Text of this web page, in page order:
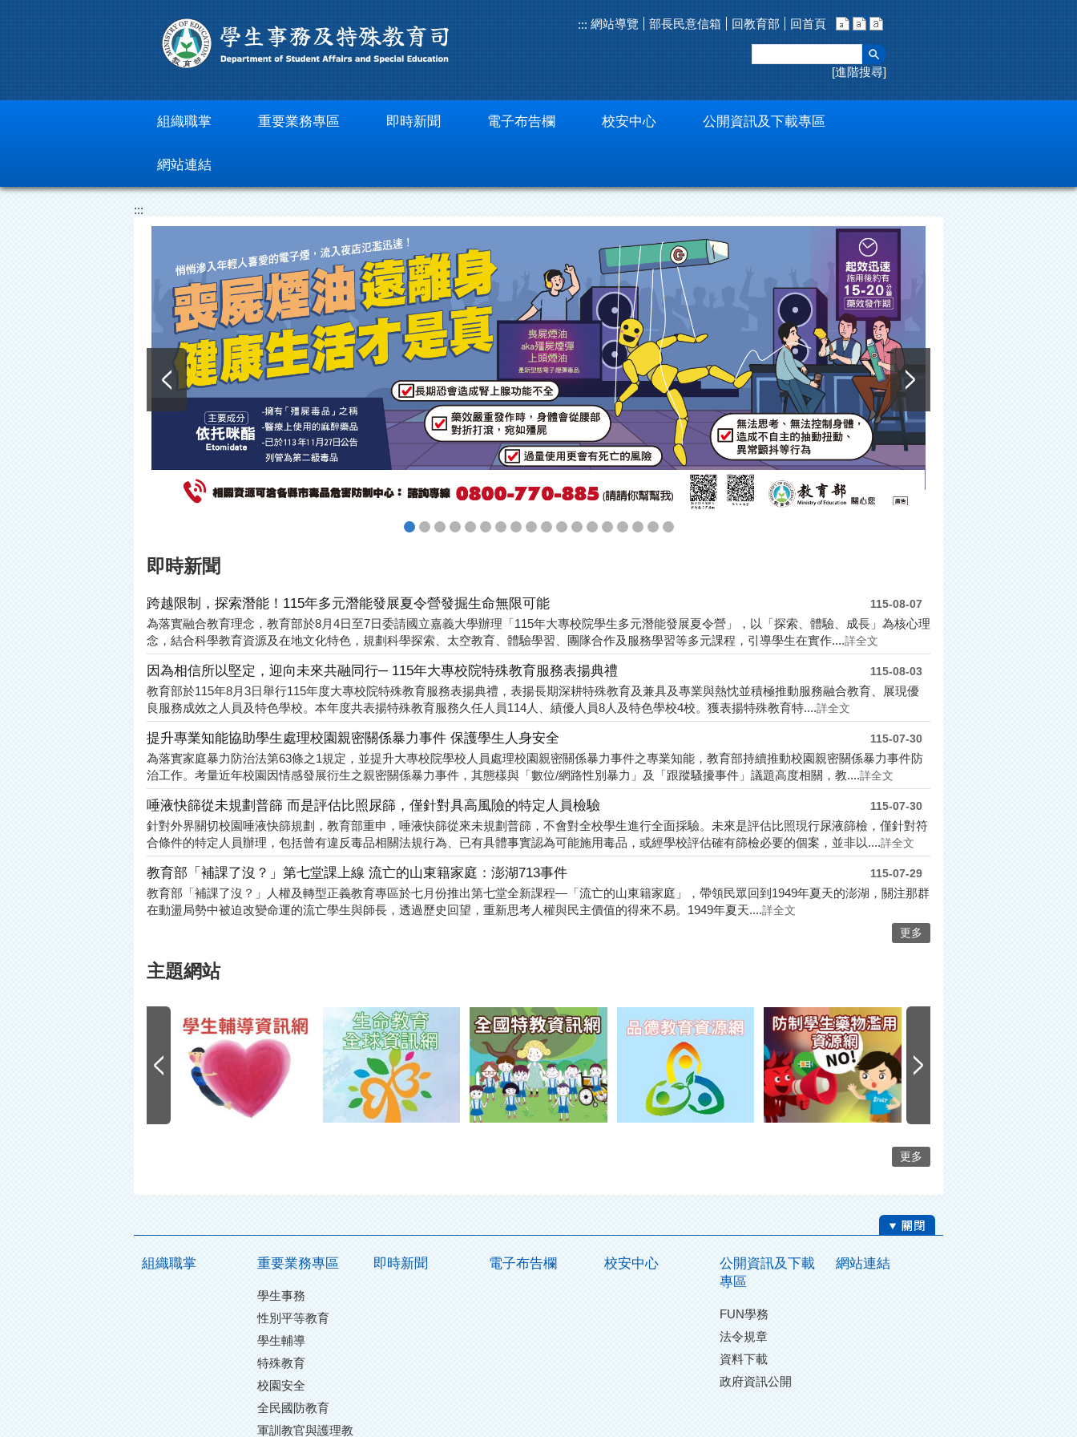
::: 網站導覽 部長民意信箱 回教育部 回首頁
進階搜尋
組織職掌 重要業務專區 即時新聞 電子布告欄 校安中心 公開資訊及下載專區
網站連結
:::
即時新聞
115-08-07
跨越限制，探索潛能！115年多元潛能發展夏令營發掘生命無限可能
為落實融合教育理念，教育部於8月4日至7日委請國立嘉義大學辦理「115年大專校院學生多元潛能發展夏令營」，以「探索、體驗、成長」為核心理
念，結合科學教育資源及在地文化特色，規劃科學探索、太空教育、體驗學習、團隊合作及服務學習等多元課程，引導學生在實作....詳全文
115-08-03
因為相信所以堅定，迎向未來共融同行─ 115年大專校院特殊教育服務表揚典禮
教育部於115年8月3日舉行115年度大專校院特殊教育服務表揚典禮，表揚長期深耕特殊教育及兼具及專業與熱忱並積極推動服務融合教育、展現優
良服務成效之人員及特色學校。本年度共表揚特殊教育服務久任人員114人、績優人員8人及特色學校4校。獲表揚特殊教育特....詳全文
115-07-30
提升專業知能協助學生處理校園親密關係暴力事件 保護學生人身安全
為落實家庭暴力防治法第63條之1規定，並提升大專校院學校人員處理校園親密關係暴力事件之專業知能，教育部持續推動校園親密關係暴力事件防
治工作。考量近年校園因情感發展衍生之親密關係暴力事件，其態樣與「數位/網路性別暴力」及「跟蹤騷擾事件」議題高度相關，教....詳全文
115-07-30
唾液快篩從未規劃普篩 而是評估比照尿篩，僅針對具高風險的特定人員檢驗
針對外界關切校園唾液快篩規劃，教育部重申，唾液快篩從來未規劃普篩，不會對全校學生進行全面採驗。未來是評估比照現行尿液篩檢，僅針對符
合條件的特定人員辦理，包括曾有違反毒品相關法規行為、已有具體事實認為可能施用毒品，或經學校評估確有篩檢必要的個案，並非以....詳全文
115-07-29
教育部「補課了沒？」第七堂課上線 流亡的山東籍家庭：澎湖713事件
教育部「補課了沒？」人權及轉型正義教育專區於七月份推出第七堂全新課程—「流亡的山東籍家庭」，帶領民眾回到1949年夏天的澎湖，關注那群
在動盪局勢中被迫改變命運的流亡學生與師長，透過歷史回望，重新思考人權與民主價值的得來不易。1949年夏天....詳全文
更多
主題網站
更多
組織職掌 重要業務專區
學生事務
性別平等教育
學生輔導
特殊教育
校園安全
全民國防教育
軍訓教官與護理教
即時新聞 電子布告欄 校安中心
公開資訊及下載
專區
FUN學務
法令規章
資料下載
政府資訊公開
網站連結